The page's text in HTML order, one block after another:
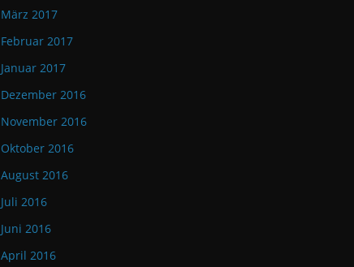
März 2017
Februar 2017
Januar 2017
Dezember 2016
November 2016
Oktober 2016
August 2016
Juli 2016
Juni 2016
April 2016